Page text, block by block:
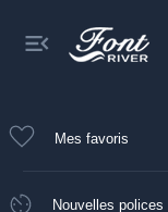
Mes favoris
Nouvelles polices